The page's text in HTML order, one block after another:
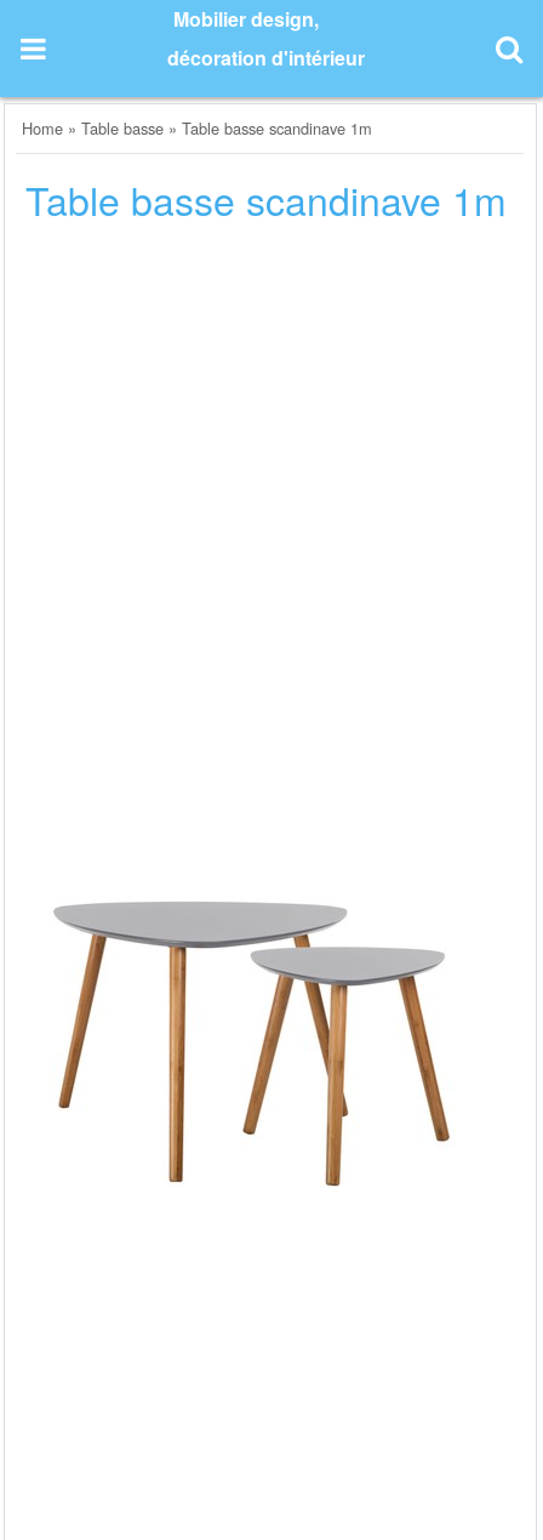
content
Mobilier design,
décoration d'intérieur
Home »Table basse »Table basse scandinave 1m
Table basse scandinave 1m